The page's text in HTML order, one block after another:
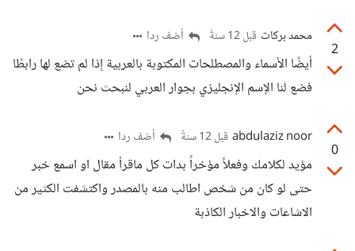
2
محمد بركات قبل 12 سنةً أضف ردا
أيضًا الأسماء والمصطلحات المكتوبة بالعربية إذا لم تضع لها رابطًا
فضع لنا الإسم الإنجليزي بجوار العربي لنبحث نحن
0
abdulaziz noor قبل 12 سنةً أضف ردا
مؤيد لكلامك وفعلاً مؤخراً بدات كل ماقرأ مقال او اسمع خبر
حتى لو كان من شخص اطالب منه بالمصدر واكتشفت الكثير من
الاشاعات والاخبار الكاذبة